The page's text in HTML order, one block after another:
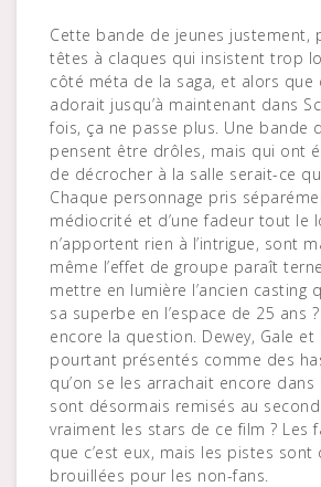
Cette bande de jeunes justement,
têtes à claques qui insistent trop
côté méta de la saga, et alors que
adorait jusqu’à maintenant dans
fois, ça ne passe plus. Une bande
pensent être drôles, mais qui ont
de décrocher à la salle serait-ce
Chaque personnage pris
médiocrité et d’une fadeur tout le
n’apportent rien à l’intrigue, sont
même l’effet de groupe paraît
mettre en lumière l’ancien casting
sa superbe en l’espace de 25 ans
encore la question. Dewey, Gale et
pourtant présentés comme des
qu’on se les arrachait encore dans
sont désormais remisés au
vraiment les stars de ce film ? Les
que c’est eux, mais les pistes
brouillées pour les non-fans.